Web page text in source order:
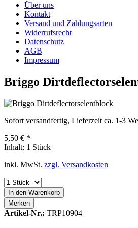
Über uns
Kontakt
Versand und Zahlungsarten
Widerrufsrecht
Datenschutz
AGB
Impressum
Briggo
Sofort versandfertig, Lieferzeit ca. 1-3
5,50 € *
Inhalt: 1 Stück
inkl. MwSt. zzgl. Versandkosten
In den Warenkorb
Merken
Artikel-Nr.: TRP10904